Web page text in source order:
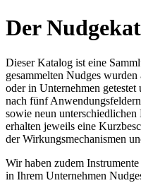
Der
Dieser Katalog ist eine
gesammelten Nudges
oder in Unternehmen
nach fünf
sowie neun
erhalten jeweils eine
der Wirkungsmechanismen
Wir haben zudem
in Ihrem Unternehmen